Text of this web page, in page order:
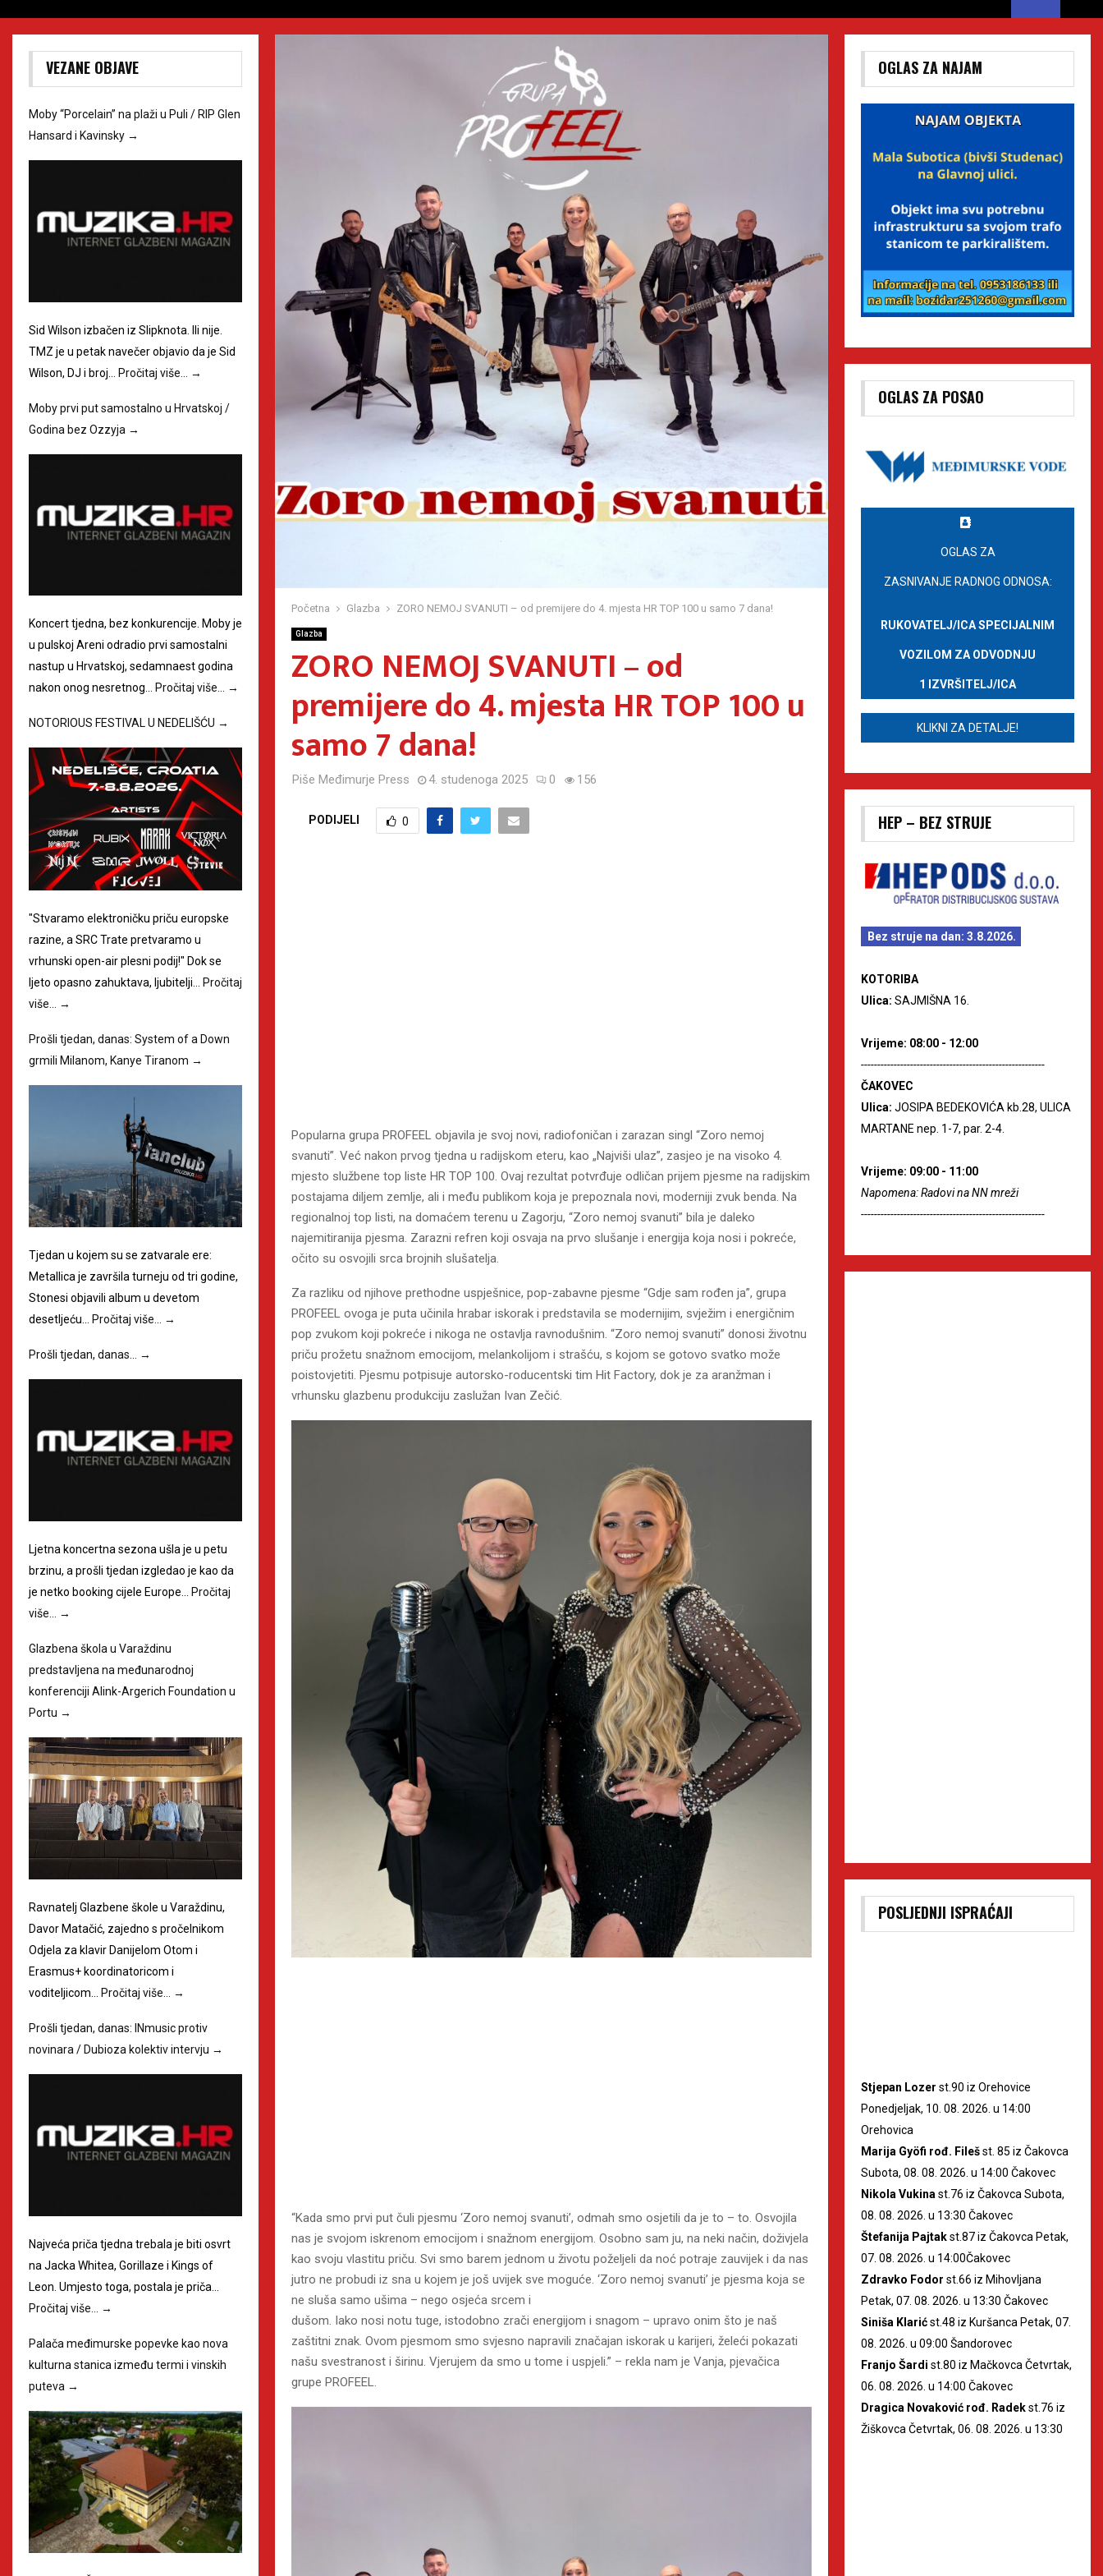
Početna Glazba ZORO NEMOJ SVANUTI – od premijere do 4. mjesta HR TOP 100 u samo 7 dana!
Glazba
ZORO NEMOJ SVANUTI – od
premijere do 4. mjesta HR TOP 100 u
samo 7 dana!
Piše Međimurje Press 4. studenoga 2025 0 156
PODIJELI 0
Popularna grupa PROFEEL objavila je svoj novi, radiofoničan i zarazan singl “Zoro nemoj
svanuti”. Već nakon prvog tjedna u radijskom eteru, kao „Najviši ulaz”, zasjeo je na visoko 4.
mjesto službene top liste HR TOP 100. Ovaj rezultat potvrđuje odličan prijem pjesme na radijskim
postajama diljem zemlje, ali i među publikom koja je prepoznala novi, moderniji zvuk benda. Na
regionalnoj top listi, na domaćem terenu u Zagorju, “Zoro nemoj svanuti” bila je daleko
najemitiranija pjesma. Zarazni refren koji osvaja na prvo slušanje i energija koja nosi i pokreće,
očito su osvojili srca brojnih slušatelja.
Za razliku od njihove prethodne uspješnice, pop-zabavne pjesme “Gdje sam rođen ja”, grupa
PROFEEL ovoga je puta učinila hrabar iskorak i predstavila se modernijim, svježim i energičnim
pop zvukom koji pokreće i nikoga ne ostavlja ravnodušnim. “Zoro nemoj svanuti” donosi životnu
priču prožetu snažnom emocijom, melankolijom i strašću, s kojom se gotovo svatko može
poistovjetiti. Pjesmu potpisuje autorsko-roducentski tim Hit Factory, dok je za aranžman i
vrhunsku glazbenu produkciju zaslužan Ivan Zečić.
“Kada smo prvi put čuli pjesmu ‘Zoro nemoj svanuti’, odmah smo osjetili da je to – to. Osvojila
nas je svojom iskrenom emocijom i snažnom energijom. Osobno sam ju, na neki način, doživjela
kao svoju vlastitu priču. Svi smo barem jednom u životu poželjeli da noć potraje zauvijek i da nas
jutro ne probudi iz sna u kojem je još uvijek sve moguće. ‘Zoro nemoj svanuti’ je pjesma koja se
ne sluša samo ušima – nego osjeća srcem i
dušom. Iako nosi notu tuge, istodobno zrači energijom i snagom – upravo onim što je naš
zaštitni znak. Ovom pjesmom smo svjesno napravili značajan iskorak u karijeri, želeći pokazati
našu svestranost i širinu. Vjerujem da smo u tome i uspjeli.” – rekla nam je Vanja, pjevačica
grupe PROFEEL.
VEZANE OBJAVE
Moby “Porcelain” na plaži u Puli / RIP Glen
Hansard i Kavinsky →
Sid Wilson izbačen iz Slipknota. Ili nije.
TMZ je u petak navečer objavio da je Sid
Wilson, DJ i broj…
Pročitaj više… →
Moby prvi put samostalno u Hrvatskoj /
Godina bez Ozzyja →
Koncert tjedna, bez konkurencije. Moby je
u pulskoj Areni odradio prvi samostalni
nastup u Hrvatskoj, sedamnaest godina
nakon onog nesretnog… Pročitaj više… →
NOTORIOUS FESTIVAL U NEDELIŠĆU →
"Stvaramo elektroničku priču europske
razine, a SRC Trate pretvaramo u
vrhunski open-air plesni podij!" Dok se
ljeto opasno zahuktava, ljubitelji…
Pročitaj
više…
→
Prošli tjedan, danas: System of a Down
grmili Milanom, Kanye Tiranom →
Tjedan u kojem su se zatvarale ere:
Metallica je završila turneju od tri godine,
Stonesi objavili album u devetom
desetljeću…
Pročitaj više… →
Prošli tjedan, danas… →
Ljetna koncertna sezona ušla je u petu
brzinu, a prošli tjedan izgledao je kao da
je netko booking cijele Europe…
Pročitaj
više…
→
Glazbena škola u Varaždinu
predstavljena na međunarodnoj
konferenciji Alink-Argerich Foundation u
Portu →
Ravnatelj Glazbene škole u Varaždinu,
Davor Matačić, zajedno s pročelnikom
Odjela za klavir Danijelom Otom i
Erasmus+ koordinatoricom i
voditeljicom…
Pročitaj više… →
Prošli tjedan, danas: INmusic protiv
novinara / Dubioza kolektiv intervju →
Najveća priča tjedna trebala je biti osvrt
na Jacka Whitea, Gorillaze i Kings of
Leon. Umjesto toga, postala je priča…
Pročitaj više…
→
Palača međimurske popevke kao nova
kulturna stanica između termi i vinskih
puteva →
OGLAS ZA NAJAM
OGLAS ZA POSAO
OGLAS ZA
ZASNIVANJE RADNOG ODNOSA:
RUKOVATELJ/ICA SPECIJALNIM
VOZILOM ZA ODVODNJU
1 IZVRŠITELJ/ICA
KLIKNI ZA DETALJE!
HEP – BEZ STRUJE
Bez struje na dan: 3.8.2026.
KOTORIBA
Ulica: SAJMIŠNA 16.
Vrijeme: 08:00 - 12:00
--------------------------------------------------------
ČAKOVEC
Ulica: JOSIPA BEDEKOVIĆA kb.28, ULICA
MARTANE nep. 1-7, par. 2-4.
Vrijeme: 09:00 - 11:00
Napomena: Radovi na NN mreži
--------------------------------------------------------
POSLJEDNJI ISPRAĆAJI
Stjepan Lozer st.90 iz Orehovice
Ponedjeljak, 10. 08. 2026. u 14:00
Orehovica
Marija Gyöfi rođ. Filešst. 85 iz Čakovca
Subota, 08. 08. 2026. u 14:00 Čakovec
Nikola Vukina st.76 iz Čakovca Subota,
08. 08. 2026. u 13:30 Čakovec
Štefanija Pajtakst.87 iz Čakovca Petak,
07. 08. 2026. u 14:00Čakovec
Zdravko Fodor st.66 iz Mihovljana
Petak, 07. 08. 2026. u 13:30 Čakovec
Siniša Klarićst.48 iz Kuršanca Petak, 07.
08. 2026. u 09:00 Šandorovec
Franjo Šardi st.80 iz Mačkovca Četvrtak,
06. 08. 2026. u 14:00 Čakovec
Dragica Novaković rođ. Radekst.76 iz
Žiškovca Četvrtak, 06. 08. 2026. u 13:30